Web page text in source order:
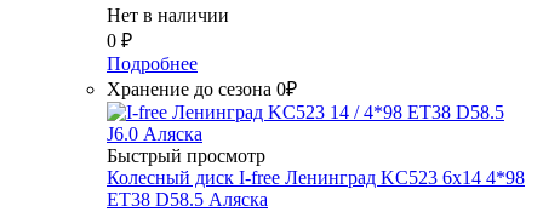
Нет в наличии
0 ₽
Подробнее
Хранение до сезона 0₽
Быстрый просмотр
Колесный диск I-free Ленинград KC523 6x14 4*98
ET38 D58.5 Аляска